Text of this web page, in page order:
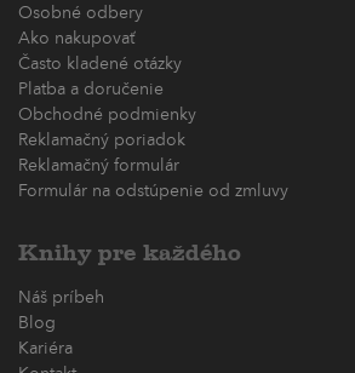
Osobné odbery
Ako nakupovať
Často kladené otázky
Platba a doručenie
Obchodné podmienky
Reklamačný poriadok
Reklamačný formulár
Formulár na odstúpenie od zmluvy
Knihy pre každého
Náš príbeh
Blog
Kariéra